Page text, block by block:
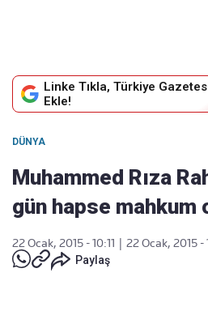
Linke Tıkla, Türkiye
Ekle!
DÜNYA
Muhammed Rıza
gün hapse mahkum
22 Ocak, 2015 - 10:11
22 Ocak, 2015 -
Paylaş